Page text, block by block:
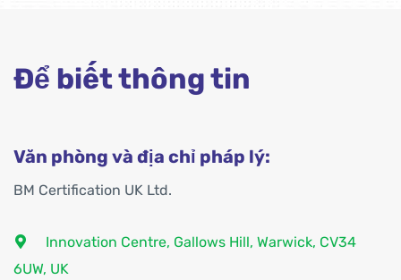
Để biết thông tin
Văn phòng và địa chỉ pháp lý:
BM Certification UK Ltd.
Innovation Centre, Gallows Hill, Warwick, CV34
6UW, UK